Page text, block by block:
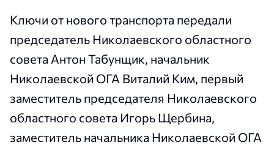
Ключи от нового транспорта передали
председатель Николаевского областного
совета Антон Табунщик, начальник
Николаевской ОГА Виталий Ким, первый
заместитель председателя Николаевского
областного совета Игорь Щербина,
заместитель начальника Николаевской ОГА